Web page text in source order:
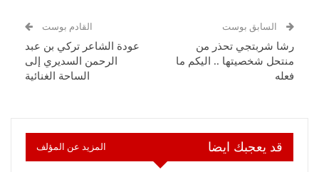
السابق بوست
رشا شربتجي تحذر من
منتحل شخصيتها .. اليكم ما
فعله
القادم بوست
عودة الشاعر تركي بن عبد
الرحمن السديري إلى
الساحة الغنائية
قد يعجبك ايضا المزيد عن المؤلف